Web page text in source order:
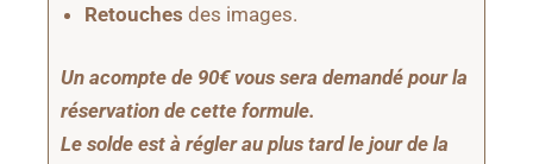
Retouches des images.
Un acompte de 90€ vous sera demandé pour la
réservation de cette formule.
Le solde est à régler au plus tard le jour de la